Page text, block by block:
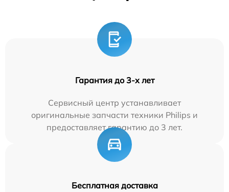
Гарантия до 3-х лет
Сервисный центр устанавливает
оригинальные запчасти техники Philips и
предоставляет гарантию до 3 лет.
Бесплатная доставка